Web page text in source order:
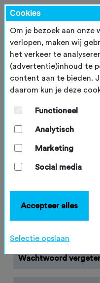
Inloggen
Inloggen
Wachtwoord
Cookies
Om je bezoek aan onze
verlopen, maken wij
het verkeer te
(advertentie)inhoud te
content aan te bieden.
daarom kun je deze
Functioneel
Analytisch
Marketing
Social media
Accepteer alles
Selectie opslaan